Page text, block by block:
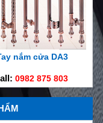
nắm cửa DA3
0982 875 803